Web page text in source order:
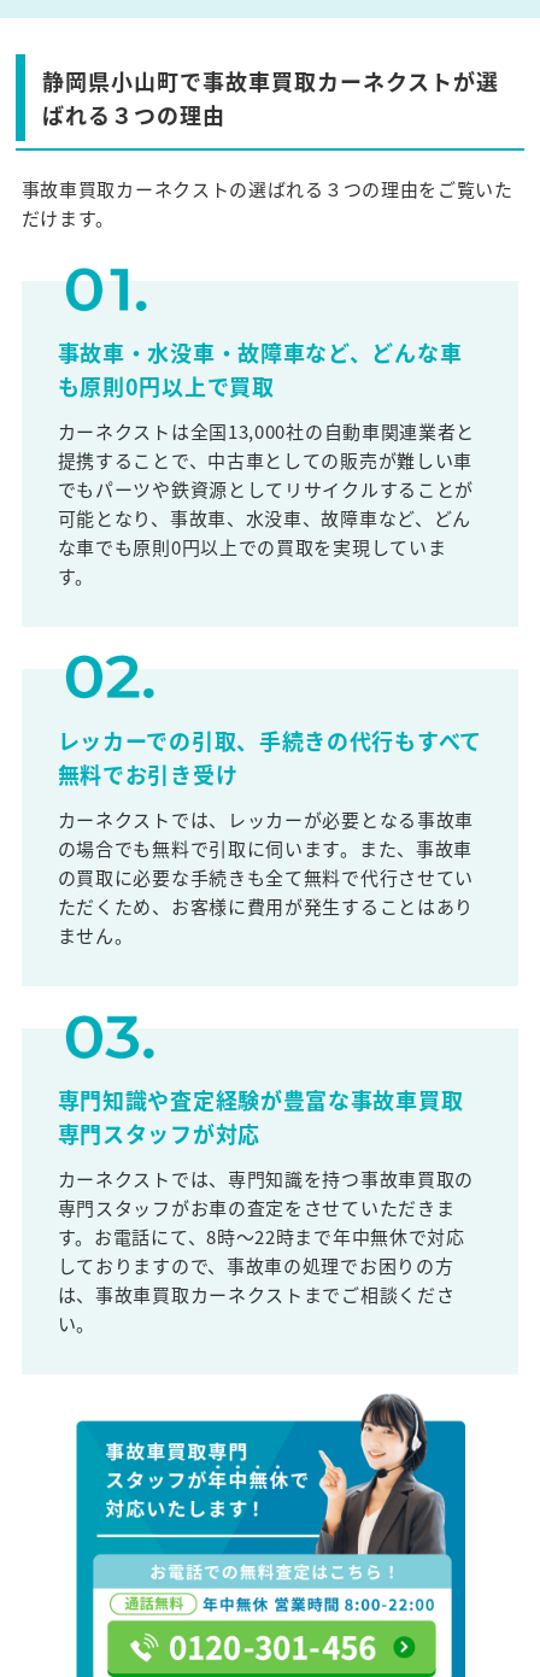
静岡県小山町で事故車買取カーネクストが選
ばれる３つの理由
事故車買取カーネクストの選ばれる３つの理由をご覧いた
だけます。
事故車・水没車・故障車など、どんな車
も原則0円以上で買取
カーネクストは全国13,000社の自動車関連業者と
提携することで、中古車としての販売が難しい車
でもパーツや鉄資源としてリサイクルすることが
可能となり、事故車、水没車、故障車など、どん
な車でも原則0円以上での買取を実現していま
す。
レッカーでの引取、手続きの代行もすべて
無料でお引き受け
カーネクストでは、レッカーが必要となる事故車
の場合でも無料で引取に伺います。また、事故車
の買取に必要な手続きも全て無料で代行させてい
ただくため、お客様に費用が発生することはあり
ません。
専門知識や査定経験が豊富な事故車買取
専門スタッフが対応
カーネクストでは、専門知識を持つ事故車買取の
専門スタッフがお車の査定をさせていただきま
す。お電話にて、8時～22時まで年中無休で対応
しておりますので、事故車の処理でお困りの方
は、事故車買取カーネクストまでご相談くださ
い。